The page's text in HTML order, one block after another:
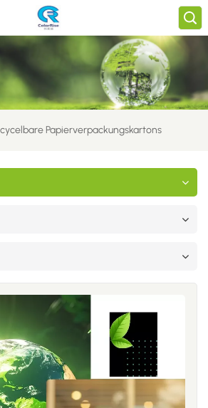
Papierverpackungskartons